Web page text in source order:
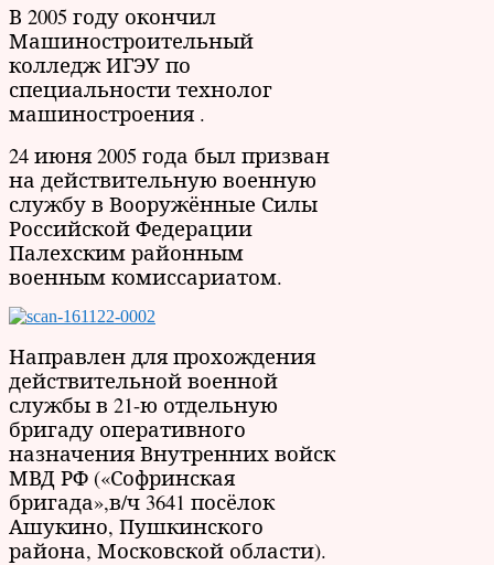
В 2005 году окончил
Машиностроительный
колледж ИГЭУ по
специальности технолог
машиностроения .
24 июня 2005 года был призван
на действительную военную
службу в Вооружённые Силы
Российской Федерации
Палехским районным
военным комиссариатом.
Направлен для прохождения
действительной военной
службы в 21-ю отдельную
бригаду оперативного
назначения Внутренних войск
МВД РФ («Софринская
бригада»,в/ч 3641 посёлок
Ашукино, Пушкинского
района, Московской области).